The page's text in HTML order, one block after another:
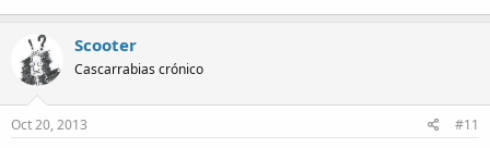
Scooter
Cascarrabias crónico
Oct 20, 2013 #11